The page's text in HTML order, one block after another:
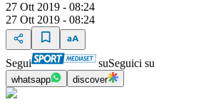
27 Ott 2019 - 08:24
27 Ott 2019 - 08:24
Segui suSeguici su
whatsapp discover